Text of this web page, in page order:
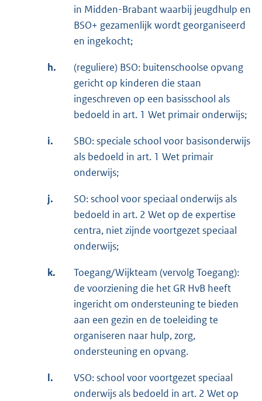
in Midden-Brabant waarbij jeugdhulp en
BSO+ gezamenlijk wordt georganiseerd
en ingekocht;
h.
(reguliere) BSO: buitenschoolse opvang
gericht op kinderen die staan
ingeschreven op een basisschool als
bedoeld in art. 1 Wet primair onderwijs;
i.
SBO: speciale school voor basisonderwijs
als bedoeld in art. 1 Wet primair
onderwijs;
j.
SO: school voor speciaal onderwijs als
bedoeld in art. 2 Wet op de expertise
centra, niet zijnde voortgezet speciaal
onderwijs;
k.
Toegang/Wijkteam (vervolg Toegang):
de voorziening die het GR HvB heeft
ingericht om ondersteuning te bieden
aan een gezin en de toeleiding te
organiseren naar hulp, zorg,
ondersteuning en opvang.
l.
VSO: school voor voortgezet speciaal
onderwijs als bedoeld in art. 2 Wet op